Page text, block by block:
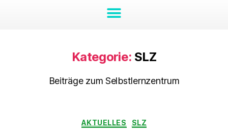
Kategorie: SLZ
Beiträge zum Selbstlernzentrum
AKTUELLES SLZ